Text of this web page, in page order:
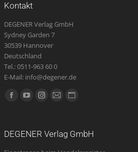
Kontakt
DEGENER Verlag GmbH
Sydney Garden 7
30539 Hannover
Deutschland
Tel.: 0511-963 60 0
E-Mail: info@degener.de
Finden Sie uns auf:
FacebookYouTubeInstagram
E-
opens
Website
DEGENER Verlag GmbH